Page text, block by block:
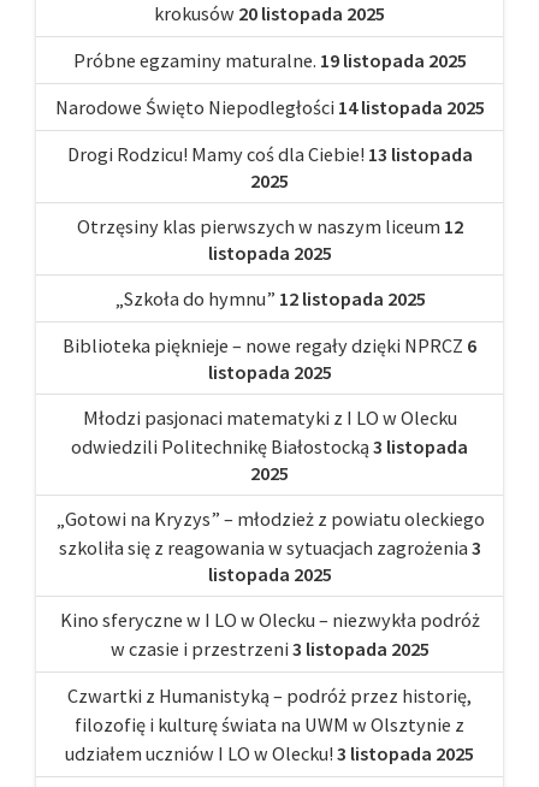
krokusów 20 listopada 2025
Próbne egzaminy maturalne. 19 listopada 2025
Narodowe Święto Niepodległości 14 listopada 2025
Drogi Rodzicu! Mamy coś dla Ciebie! 13 listopada
2025
Otrzęsiny klas pierwszych w naszym liceum 12
listopada 2025
„Szkoła do hymnu” 12 listopada 2025
Biblioteka pięknieje – nowe regały dzięki NPRCZ 6
listopada 2025
Młodzi pasjonaci matematyki z I LO w Olecku
odwiedzili Politechnikę Białostocką 3 listopada
2025
„Gotowi na Kryzys” – młodzież z powiatu oleckiego
szkoliła się z reagowania w sytuacjach zagrożenia 3
listopada 2025
Kino sferyczne w I LO w Olecku – niezwykła podróż
w czasie i przestrzeni 3 listopada 2025
Czwartki z Humanistyką – podróż przez historię,
filozofię i kulturę świata na UWM w Olsztynie z
udziałem uczniów I LO w Olecku! 3 listopada 2025